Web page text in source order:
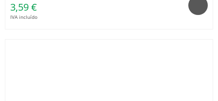
3,59 €
IVA incluído